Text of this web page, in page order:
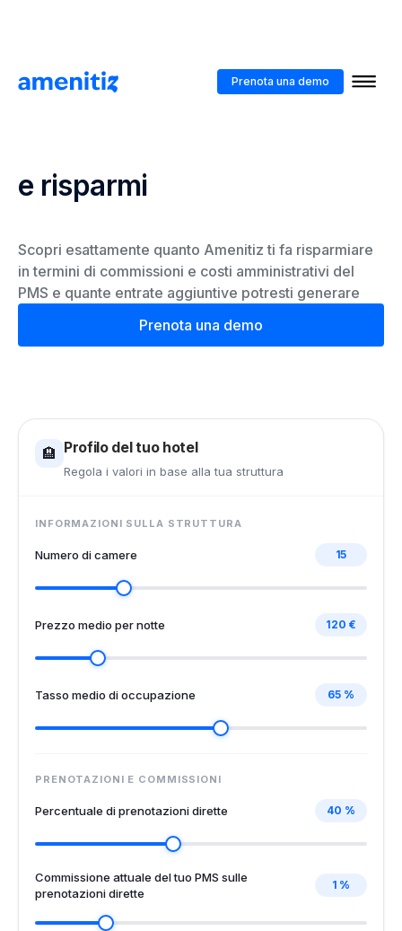
Prenota una demo
Calcolatore del ROI
e risparmi
Scopri esattamente quanto Amenitiz ti fa risparmiare
in termini di commissioni e costi amministrativi del
PMS e quante entrate aggiuntive potresti generare
Prenota una demo
🏨 Profilo del tuo hotel
Regola i valori in base alla tua struttura
INFORMAZIONI SULLA STRUTTURA
Numero di camere 15
Prezzo medio per notte 120 €
Tasso medio di occupazione 65 %
PRENOTAZIONI E COMMISSIONI
Percentuale di prenotazioni dirette 40 %
Commissione attuale del tuo PMS sulle
prenotazioni dirette
1 %